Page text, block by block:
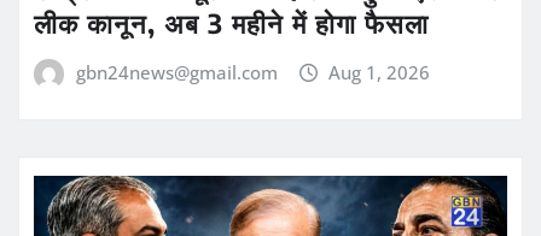
लीक कानून, अब 3 महीने में होगा फैसला
gbn24news@gmail.com Aug 1, 2026